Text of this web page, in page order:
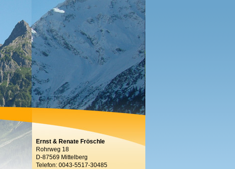
Ernst & Renate Fröschle
Rohrweg 18
D-87569 Mittelberg
Telefon: 0043-5517-30485